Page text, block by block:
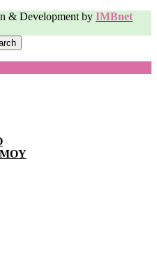
& Development by IMBnet